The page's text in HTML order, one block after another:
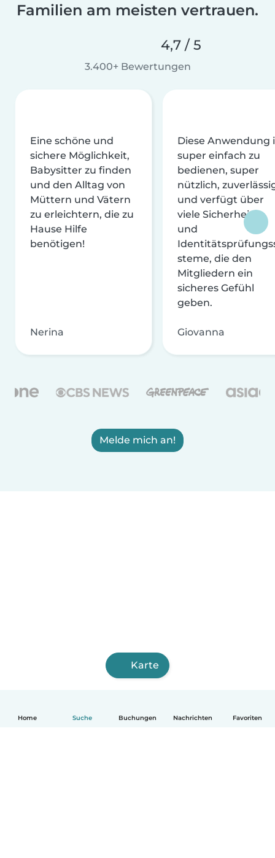
Home Suche Buchungen Nachrichten Favoriten
Familien am meisten vertrauen.
4,7 / 5
3.400+ Bewertungen
Eine schöne und
sichere Möglichkeit,
Babysitter zu finden
und den Alltag von
Müttern und Vätern
zu erleichtern, die zu
Hause Hilfe
benötigen!
Nerina
Diese Anwendung
super einfach zu
bedienen, super
nützlich,
und verfügt über
viele Sicherheits-
und
steme, die den
Mitgliedern ein
sicheres Gefühl
geben.
Giovanna
Melde mich an!
Karte